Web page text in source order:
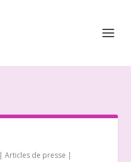
|Articles de presse |